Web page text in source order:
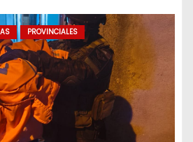
PROVINCIALES